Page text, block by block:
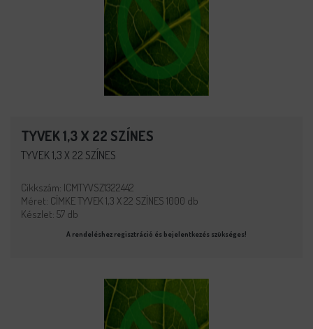
TYVEK 1,3 X 22 SZÍNES
TYVEK 1,3 X 22 SZÍNES
Cikkszám: ICMTYVSZ1322442
Méret: CÍMKE TYVEK 1,3 X 22 SZÍNES 1000 db
Készlet: 57 db
A rendeléshez regisztráció és bejelentkezés szükséges!